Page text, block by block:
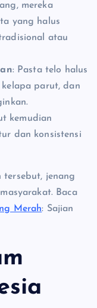
mereka
yang halus
atau
: Pasta telo halus
parut, dan
kemudian
dan konsistensi
tersebut, jenang
Baca
Merah: Sajian